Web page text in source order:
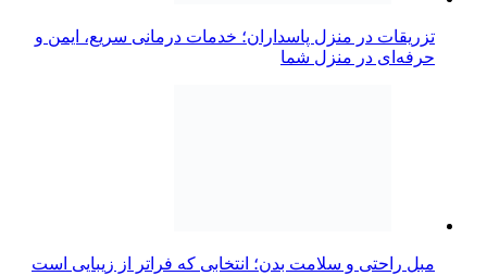
تزریقات در منزل پاسداران؛ خدمات درمانی سریع، ایمن و
حرفه‌ای در منزل شما
مبل راحتی و سلامت بدن؛ انتخابی که فراتر از زیبایی است